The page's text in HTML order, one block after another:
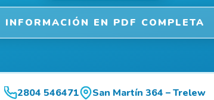
INFORMACIÓN EN PDF COMPLETA
2804 546471 San Martín 364 – Trelew